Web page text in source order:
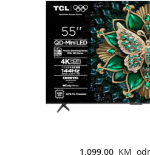
1.099,00 KM